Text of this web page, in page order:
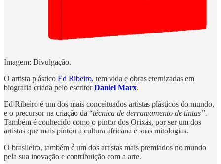
Imagem: Divulgação.
O artista plástico Ed Ribeiro, tem vida e obras eternizadas em
biografia criada pelo escritorDaniel Marx.
Ed Ribeiro é um dos mais conceituados artistas plásticos do mundo,
e o precursor na criação da “técnica de derramamento de tintas”.
Também é conhecido como o pintor dos Orixás, por ser um dos
artistas que mais pintou a cultura africana e suas mitologias.
O brasileiro, também é um dos artistas mais premiados no mundo
pela sua inovação e contribuição com a arte.